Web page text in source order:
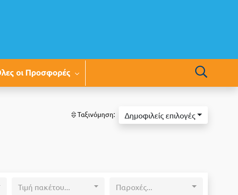
οι Προσφορές
Ταξινόμηση: Δημοφιλείς επιλογές
Τιμή πακέτου... Παροχές...